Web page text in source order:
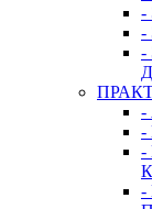
-
-
-
-
-
-
-